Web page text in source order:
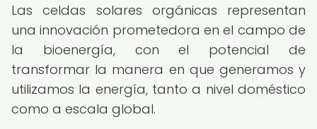
Las celdas solares orgánicas representan
una innovación prometedora en el campo de
la bioenergía, con el potencial de
transformar la manera en que generamos y
utilizamos la energía, tanto a nivel doméstico
como a escala global.